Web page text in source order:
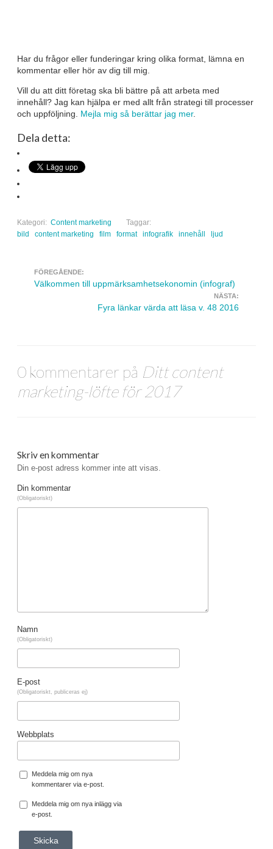
Har du frågor eller funderingar kring olika format, lämna en
kommentar eller hör av dig till mig.
Vill du att ditt företag ska bli bättre på att arbeta med
innehåll? Jag kan hjälpa er med allt från strategi till processer
och uppföljning. Mejla mig så berättar jag mer.
Dela detta:
Kategori: Content marketing
Taggar:
bild
content marketing film format infografik innehåll ljud
Navigera inlägg
FÖREGÅENDE:
Välkommen till uppmärksamhetsekonomin (infograf)
NÄSTA:
Fyra länkar värda att läsa v. 48 2016
0 kommentarer på Ditt content
marketing-löfte för 2017
Skriv en kommentar
Din e-post adress kommer inte att visas.
Din kommentar
(Obligatoriskt)
Namn
(Obligatoriskt)
E-post
(Obligatoriskt, publiceras ej)
Webbplats
Meddela mig om nya
kommentarer via e-post.
Meddela mig om nya inlägg via
e-post.